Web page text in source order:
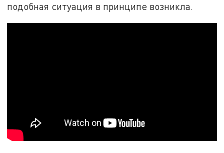
подобная ситуация в принципе возникла.